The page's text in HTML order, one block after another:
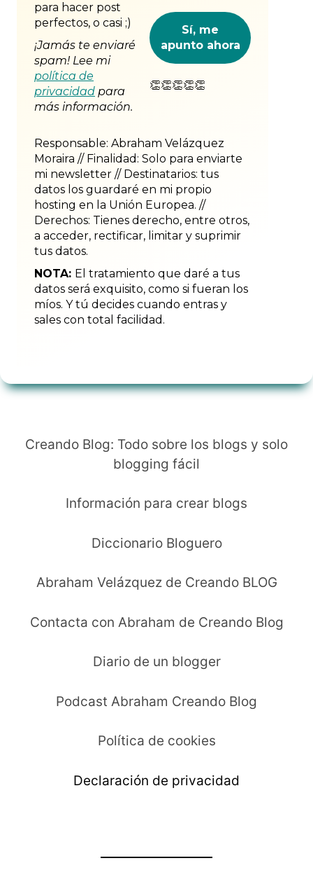
para hacer post
perfectos, o casi ;)
¡Jamás te enviaré
spam! Lee mi
política de
privacidad para
más información.
👏👏👏👏👏
Responsable: Abraham Velázquez
Moraira // Finalidad: Solo para enviarte
mi newsletter // Destinatarios: tus
datos los guardaré en mi propio
hosting en la Unión Europea. //
Derechos: Tienes derecho, entre otros,
a acceder, rectificar, limitar y suprimir
tus datos.
NOTA: El tratamiento que daré a tus
datos será exquisito, como si fueran los
míos. Y tú decides cuando entras y
sales con total facilidad.
Creando Blog: Todo sobre los blogs y solo
blogging fácil
Información para crear blogs
Diccionario Bloguero
Abraham Velázquez de Creando BLOG
Contacta con Abraham de Creando Blog
Diario de un blogger
Podcast Abraham Creando Blog
Política de cookies
Declaración de privacidad